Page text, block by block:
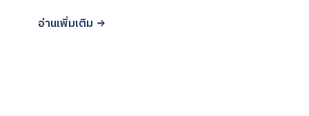
อ่านเพิ่มเติม